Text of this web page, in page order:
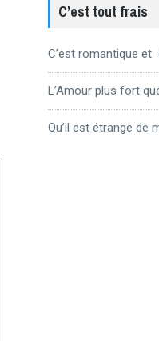
C’est tout frais
C’est romantique
L’Amour plus fort
Qu’il est étrange de